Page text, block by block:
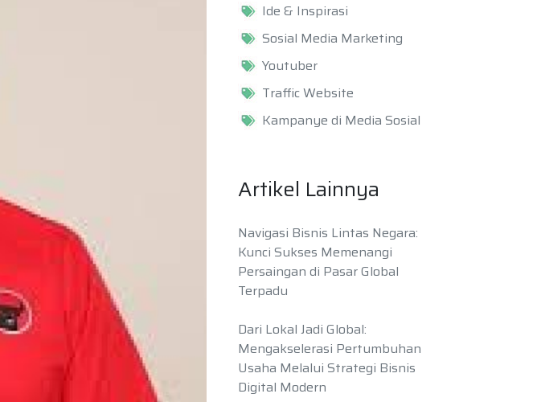
Ide & Inspirasi
Sosial Media Marketing
Youtuber
Traffic Website
Kampanye di Media Sosial
Artikel Lainnya
Navigasi Bisnis Lintas Negara:
Kunci Sukses Memenangi
Persaingan di Pasar Global
Terpadu
Dari Lokal Jadi Global:
Mengakselerasi Pertumbuhan
Usaha Melalui Strategi Bisnis
Digital Modern